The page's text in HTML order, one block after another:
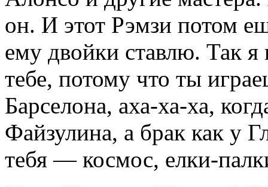
он. И этот Рэмзи потом
ему двойки ставлю. Так
тебе, потому что ты
Барселона, аха-ха-ха,
Файзулина, а брак как у
тебя — космос, елки-